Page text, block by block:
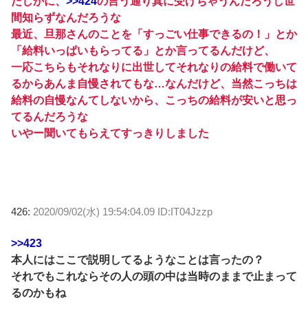
間知らずなんだろうな
最近、旦那さんのことを「すっごい仕事できるの！」とか
「給料いっぱいもらってる」とか言ってるんだけど、
一応こちらもそれなりに出世してそれなりの給料で働いて
るからあんま自慢されてもな…なんだけど、当然こっちは
給料の自慢なんてしないから、こっちの給料が安いと思っ
てるんだろうな
いやー聞いてもらえてすっきりしました
426: 2020/09/02(水) 19:54:04.09 ID:IT04Jzzp
>>423
本人にはここで説明してるようなことは言ったの？
それでもこれならその人の頭の中は当時のままで止まって
るのかもね